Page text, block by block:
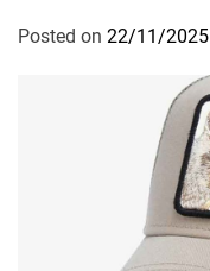
Posted on 22/11/2025